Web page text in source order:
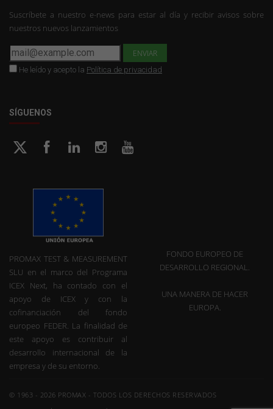
Suscríbete a nuestro e-news para estar al día y recibir avisos sobre
nuestros nuevos lanzamientos
He leído y acepto la Política de privacidad
SÍGUENOS
PROMAX TEST & MEASUREMENT
SLU en el marco del Programa
ICEX Next, ha contado con el
apoyo de ICEX y con la
cofinanciación del fondo
europeo FEDER. La finalidad de
este apoyo es contribuir al
desarrollo internacional de la
empresa y de su entorno.
FONDO EUROPEO DE
DESARROLLO REGIONAL.
UNA MANERA DE HACER
EUROPA.
© 1963 - 2026 PROMAX - TODOS LOS DERECHOS RESERVADOS